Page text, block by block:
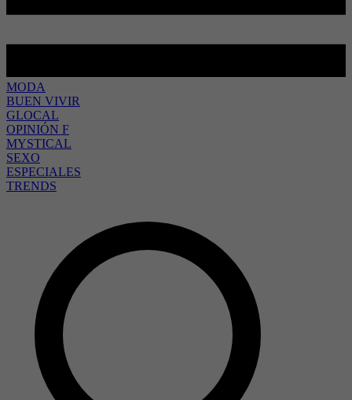
MODA
BUEN VIVIR
GLOCAL
OPINIÓN F
MYSTICAL
SEXO
ESPECIALES
TRENDS